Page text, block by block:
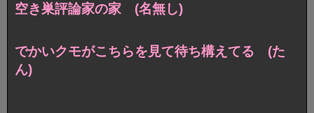
空き巣評論家の家 (名無し)
でかいクモがこちらを見て待ち構えてる (た
ん)